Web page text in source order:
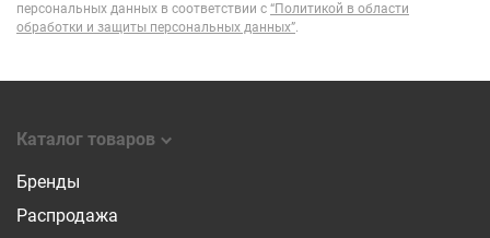
персональных данных в соответствии с “Политикой в области
обработки и защиты персональных данных”.
Каталог товаров
Бренды
Распродажа